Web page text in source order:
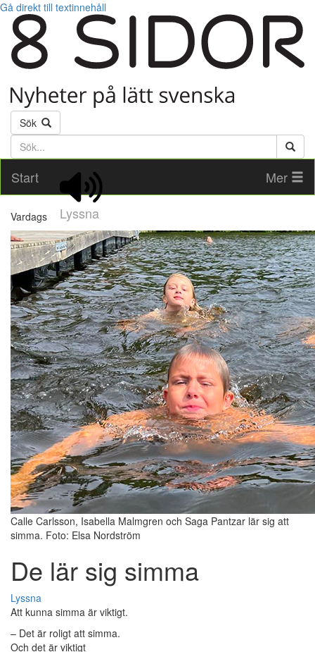
Gå direkt till textinnehåll
Sök
Söktext
Start
Lyssna
Mer
Vardags
Calle Carlsson, Isabella Malmgren och Saga Pantzar lär sig att
simma. Foto: Elsa Nordström
De lär sig simma
Lyssna
Att kunna simma är viktigt.
– Det är roligt att simma.
Och det är viktigt